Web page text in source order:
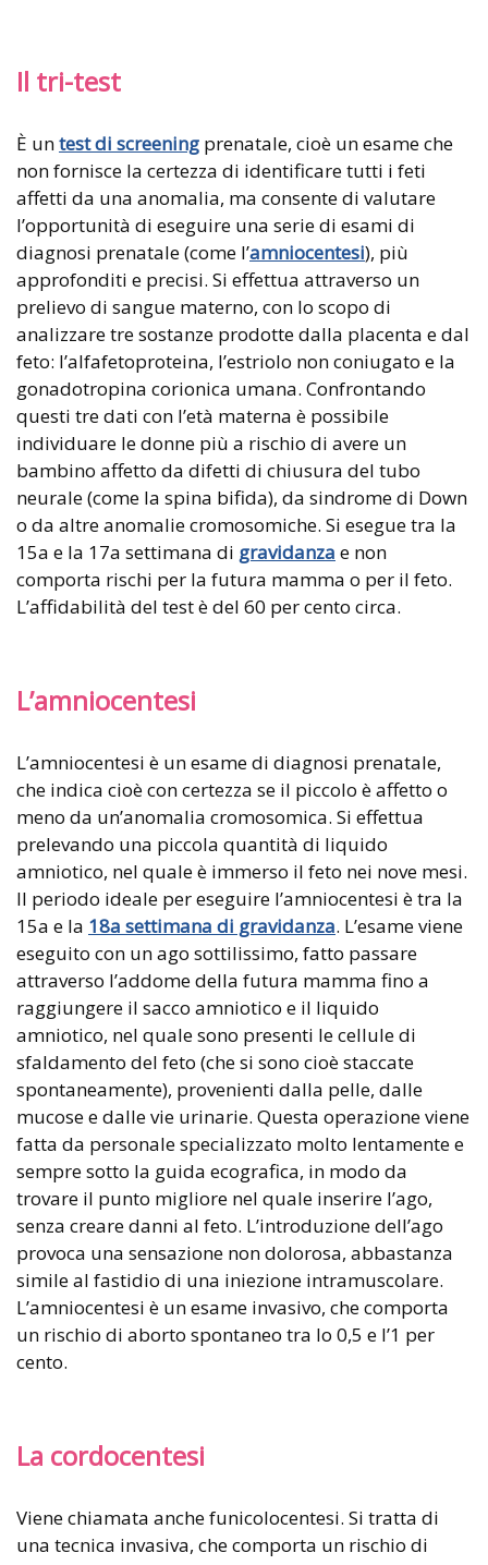
Il tri-test
È untest di screening prenatale, cioè un esame che
non fornisce la certezza di identificare tutti i feti
affetti da una anomalia, ma consente di valutare
l’opportunità di eseguire una serie di esami di
diagnosi prenatale (come l’amniocentesi), più
approfonditi e precisi. Si effettua attraverso un
prelievo di sangue materno, con lo scopo di
analizzare tre sostanze prodotte dalla placenta e dal
feto: l’alfafetoproteina, l’estriolo non coniugato e la
gonadotropina corionica umana. Confrontando
questi tre dati con l’età materna è possibile
individuare le donne più a rischio di avere un
bambino affetto da difetti di chiusura del tubo
neurale (come la spina bifida), da sindrome di Down
o da altre anomalie cromosomiche. Si esegue tra la
15a e la 17a settimana di gravidanza e non
comporta rischi per la futura mamma o per il feto.
L’affidabilità del test è del 60 per cento circa.
L’amniocentesi
L’amniocentesi è un esame di diagnosi prenatale,
che indica cioè con certezza se il piccolo è affetto o
meno da un’anomalia cromosomica. Si effettua
prelevando una piccola quantità di liquido
amniotico, nel quale è immerso il feto nei nove mesi.
Il periodo ideale per eseguire l’amniocentesi è tra la
15a e la 18a settimana di gravidanza. L’esame viene
eseguito con un ago sottilissimo, fatto passare
attraverso l’addome della futura mamma fino a
raggiungere il sacco amniotico e il liquido
amniotico, nel quale sono presenti le cellule di
sfaldamento del feto (che si sono cioè staccate
spontaneamente), provenienti dalla pelle, dalle
mucose e dalle vie urinarie. Questa operazione viene
fatta da personale specializzato molto lentamente e
sempre sotto la guida ecografica, in modo da
trovare il punto migliore nel quale inserire l’ago,
senza creare danni al feto. L’introduzione dell’ago
provoca una sensazione non dolorosa, abbastanza
simile al fastidio di una iniezione intramuscolare.
L’amniocentesi è un esame invasivo, che comporta
un rischio di aborto spontaneo tra lo 0,5 e l’1 per
cento.
La cordocentesi
Viene chiamata anche funicolocentesi. Si tratta di
una tecnica invasiva, che comporta un rischio di